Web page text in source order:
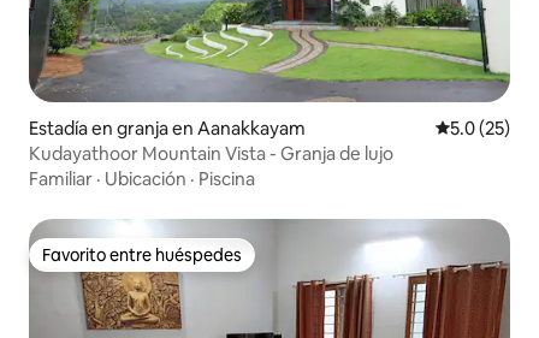
Estadía en granja en Aanakkayam Calificación
5.0 (25)
Kudayathoor Mountain Vista - Granja de lujo
Familiar · Ubicación · Piscina
Favorito entre huéspedes
Favorito entre huéspedes